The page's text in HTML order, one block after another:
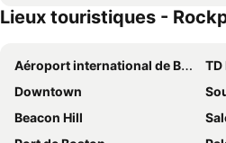
Ocean House Hotel at Bass Rocks
The Hotel at Cape Ann Marina
Lieux touristiques -
Aéroport international de Boston-Logan
TD
Downtown
Beacon Hill